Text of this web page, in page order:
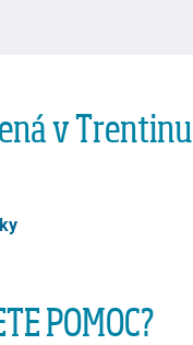
v Trentinu
POMOC?